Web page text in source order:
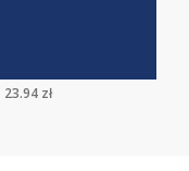
23.94 zł